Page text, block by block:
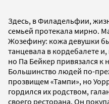
Здесь, в Филадельфии,
семьей протекала мирно.
Жозефину: кожа девушки
танцевала в кордебалете
но Па Бейкер привязался к
Большинство людей по-
прозвищем «Тампи», но
гордился их родством,
своего ресторана. Он